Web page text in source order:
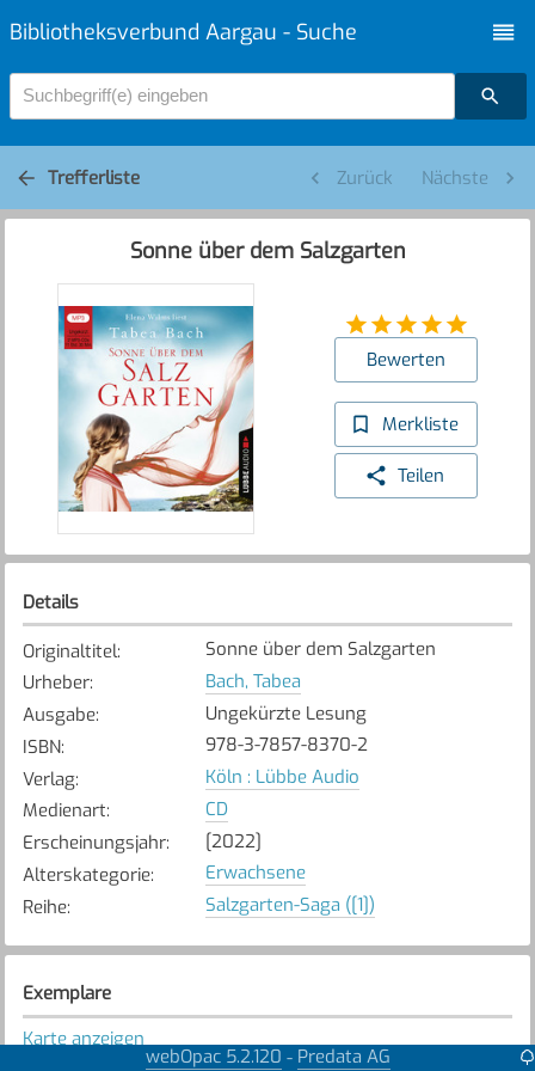
Bibliotheksverbund Aargau - Suche
Suchbegriff(e) eingeben
Trefferliste Zurück Nächste
Sonne über dem Salzgarten
Bewerten
Merkliste
Teilen
Details
Originaltitel:
Sonne über dem Salzgarten
Urheber:
Bach, Tabea
Ausgabe:
Ungekürzte Lesung
ISBN:
978-3-7857-8370-2
Verlag:
Köln : Lübbe Audio
Medienart:
CD
Erscheinungsjahr:
[2022]
Alterskategorie:
Erwachsene
Reihe: Salzgarten-Saga ([1])
Exemplare
Karte anzeigen
webOpac 5.2.120 - Predata AG